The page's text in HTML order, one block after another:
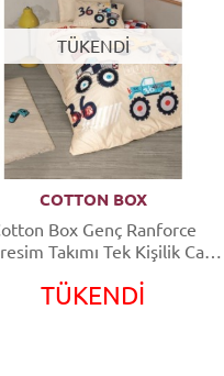
TÜKENDİ
COTTON BOX
Box Genç Ranforce
Takımı Tek Kişilik Cars
TÜKENDİ